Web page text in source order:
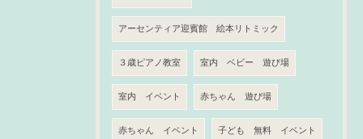
アーセンティア迎賓館 絵本リトミック
３歳ピアノ教室 室内 ベビー 遊び場
室内 イベント 赤ちゃん 遊び場
赤ちゃん イベント 子ども 無料 イベント